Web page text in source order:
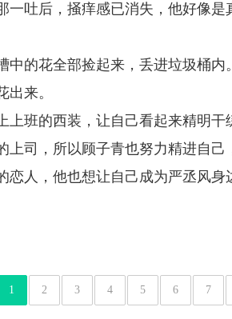
一吐后，掻痒感已消失，他好像
的花全部捡起来，丢进垃圾桶内。
来。
上班的西装，让自己看起来精明
上司，所以顾子青也努力精进自
人，他也想让自己成为严丞风身
1 2 3 4 5 6 7